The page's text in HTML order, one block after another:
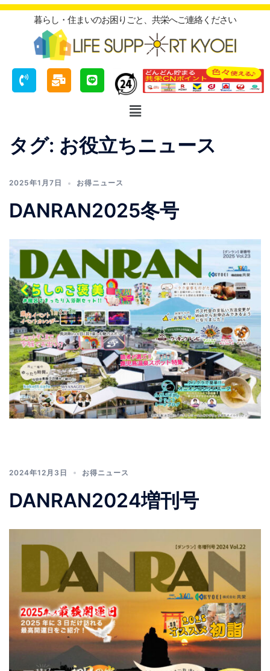
暮らし・住まいのお困りごと、共栄へご連絡ください
タグ: お役立ちニュース
2025年1月7日 お得ニュース
DANRAN2025冬号
2024年12月3日 お得ニュース
DANRAN2024増刊号